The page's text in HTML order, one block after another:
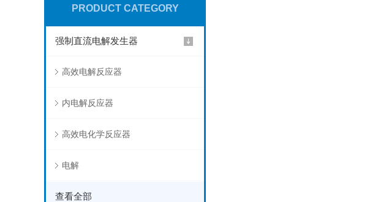
PRODUCT CATEGORY
强制直流电解发生器
高效电解反应器
内电解反应器
高效电化学反应器
电解
查看全部